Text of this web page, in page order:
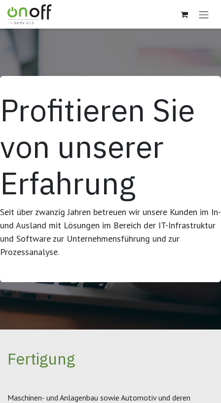
Zum Inhalt springen
Profitieren Sie
von unserer
Erfahrung
Seit über zwanzig Jahren betreuen wir unsere Kunden im In-
und Ausland mit Lösungen im Bereich der IT-Infrastruktur
und Software zur Unternehmensführung und zur
Prozessanalyse.
Fertigung
Maschinen- und Anlagenbau sowie Automotiv und deren